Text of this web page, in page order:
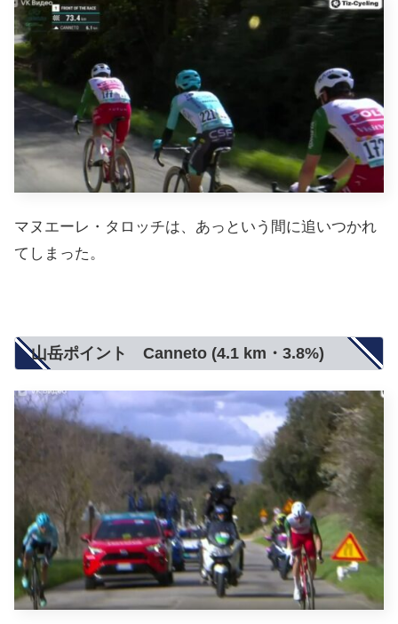
マヌエーレ・タロッチは、あっという間に追いつかれ
てしまった。
山岳ポイント Canneto (4.1 km・3.8%)